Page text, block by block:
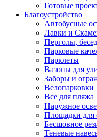
Готовые
Благоустройство
Автобусные
Лавки и
Перголы,
Парковые
Парклеты
Вазоны для
Заборы и
Велопарковки
Все для пляжа
Наружное
Площадки для
Бесшовное
Теневые